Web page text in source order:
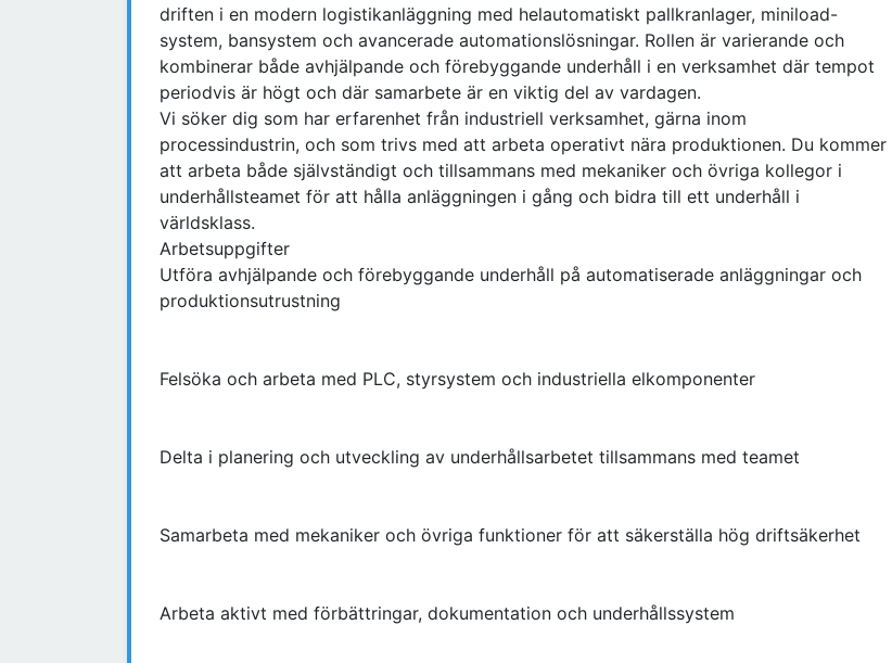
driften i en modern logistikanläggning med helautomatiskt pallkranlager, miniload-
system, bansystem och avancerade automationslösningar. Rollen är varierande och
kombinerar både avhjälpande och förebyggande underhåll i en verksamhet där tempot
periodvis är högt och där samarbete är en viktig del av vardagen.
Vi söker dig som har erfarenhet från industriell verksamhet, gärna inom
processindustrin, och som trivs med att arbeta operativt nära produktionen. Du kommer
att arbeta både självständigt och tillsammans med mekaniker och övriga kollegor i
underhållsteamet för att hålla anläggningen i gång och bidra till ett underhåll i
världsklass.
Arbetsuppgifter
Utföra avhjälpande och förebyggande underhåll på automatiserade anläggningar och
produktionsutrustning
Felsöka och arbeta med PLC, styrsystem och industriella elkomponenter
Delta i planering och utveckling av underhållsarbetet tillsammans med teamet
Samarbeta med mekaniker och övriga funktioner för att säkerställa hög driftsäkerhet
Arbeta aktivt med förbättringar, dokumentation och underhållssystem